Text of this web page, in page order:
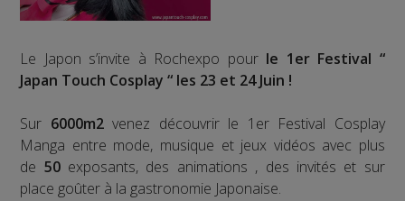
Le Japon s’invite à Rochexpo pour le 1er Festival “
Japan Touch Cosplay “ les 23 et 24 Juin !
Sur 6000m2venez découvrir le 1er Festival Cosplay
Manga entre mode, musique et jeux vidéos avec plus
de 50exposants, des animations , des invités et sur
place goûter à la gastronomie Japonaise.